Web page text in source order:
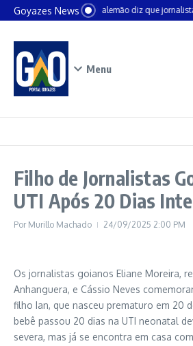
Ir para o conteúdo
Goyazes NewsChanceler alemão diz que
Menu
Filho de Jornalistas
UTI Após 20 Dias
Por Murillo Machado 24/09/2025 2:00 PM
Os jornalistas goianos Eliane Moreira,
Anhanguera, e Cássio Neves
filho Ian, que nasceu prematuro em 20
bebê passou 20 dias na UTI neonatal
severa, mas já se encontra em casa